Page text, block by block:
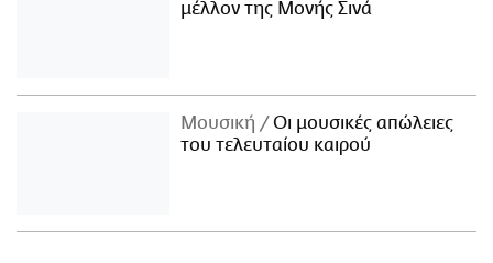
μέλλον της Μονής Σινά
Μουσική
Οι μουσικές απώλειες
του τελευταίου καιρού